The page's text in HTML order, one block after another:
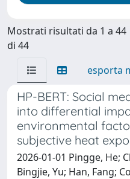
Mostrati risultati da 1 a 44
di 44
esporta
HP-BERT: Social
into differential
environmental
subjective heat
2026-01-01 Pingge, He;
Bingjie, Yu; Han, Fang;